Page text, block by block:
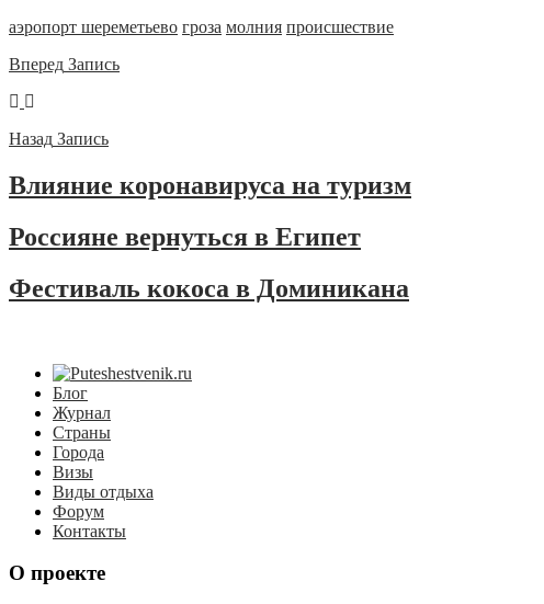
аэропорт шереметьево гроза молния происшествие
Вперед Запись
Назад Запись
Влияние коронавируса на туризм
Россияне вернуться в Египет
Фестиваль кокоса в Доминикана
Блог
Журнал
Страны
Города
Визы
Виды отдыха
Форум
Контакты
О проекте